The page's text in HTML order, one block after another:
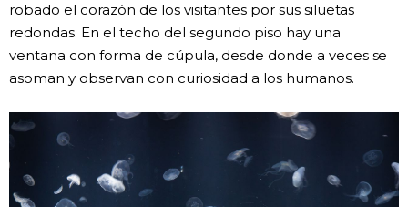
robado el corazón de los visitantes por sus siluetas
redondas. En el techo del segundo piso hay una
ventana con forma de cúpula, desde donde a veces se
asoman y observan con curiosidad a los humanos.